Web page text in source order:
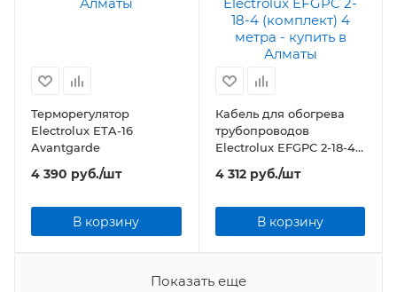
Терморегулятор
Electrolux ETA-16
Avantgarde
4 390 руб./шт
В корзину
Кабель для обогрева
трубопроводов
Electrolux EFGPC 2-18-4
(комплект) 4 метра
4 312руб./шт
В корзину
Показать еще